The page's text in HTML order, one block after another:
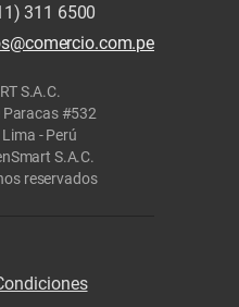
311 6500
S.A.C.
Paracas #532
- Perú
S.A.C.
reservados